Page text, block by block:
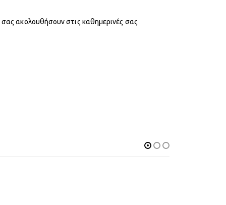
σας ακολουθήσουν στις καθημερινές σας